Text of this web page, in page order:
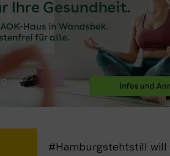
#Hamburgstehtstill will